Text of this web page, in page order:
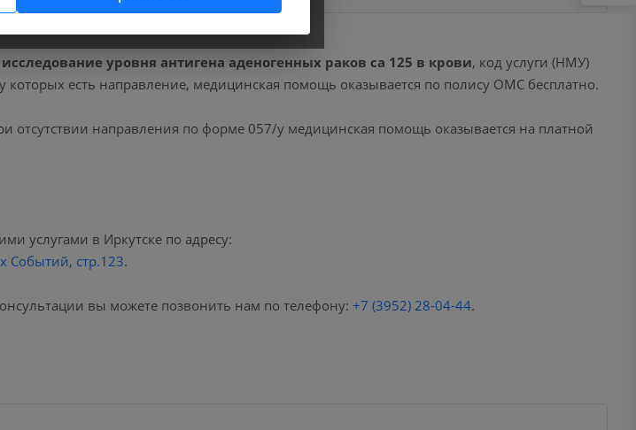
исследование уровня антигена аденогенных раков ca 125 в крови, код услуги (НМУ)
которых есть направление, медицинская помощь оказывается по полису ОМС бесплатно.
отсутствии направления по форме 057/у медицинская помощь оказывается на платной
услугами в Иркутске по адресу:
Событий, стр.123.
вы можете позвонить нам по телефону: +7 (3952) 28-04-44.